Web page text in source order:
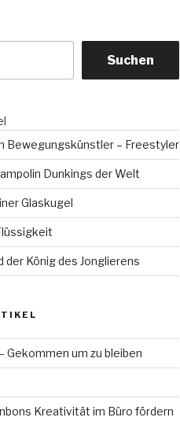
Suchen
Bewegungskünstler – Freestyler
Dunkings der Welt
Glaskugel
der König des Jonglierens
Gekommen um zu bleiben
Kreativität im Büro fördern